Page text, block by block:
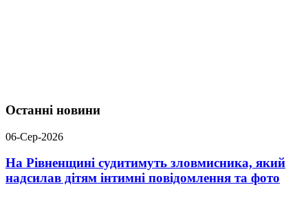
Останні новини
06-Сер-2026
На Рівненщині судитимуть зловмисника, який
надсилав дітям інтимні повідомлення та фото